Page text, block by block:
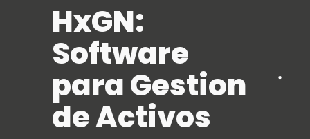
HxGN:
Software
para Gestion
de Activos